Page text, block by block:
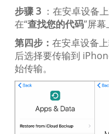
步骤 3 ：在安卓设备
在“查找您的代码”屏
第四步： 在安卓设备
后选择要传输到
始传输。